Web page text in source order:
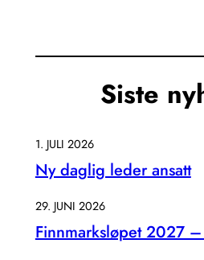
Siste
1. JULI 2026
Ny daglig leder ansatt
29. JUNI 2026
Finnmarksløpet 2027